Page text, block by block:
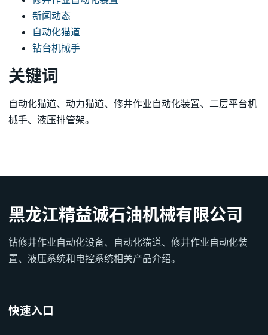
新闻动态
自动化猫道
钻台机械手
关键词
自动化猫道、动力猫道、修井作业自动化装置、二层平台机
械手、液压排管架。
黑龙江精益诚石油机械有限公司
钻修井作业自动化设备、自动化猫道、修井作业自动化装
置、液压系统和电控系统相关产品介绍。
快速入口